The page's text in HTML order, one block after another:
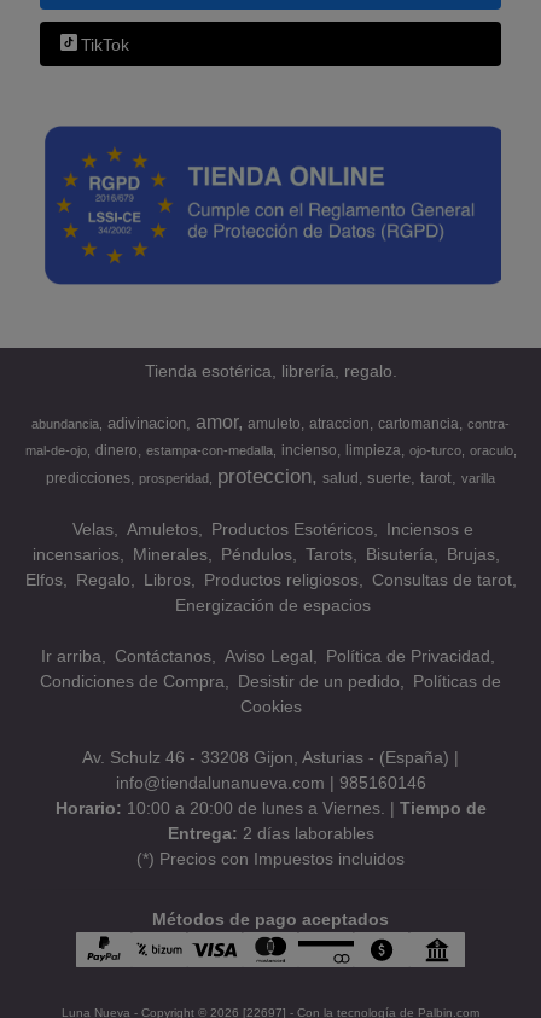
TikTok
Tienda esotérica, librería, regalo.
abundancia adivinacion amor amuleto atraccion cartomancia
contra-
mal-de-ojo
dinero estampa-con-medalla incienso limpieza ojo-turco oraculo
predicciones prosperidad proteccion salud suerte tarot varilla
Velas Amuletos Productos Esotéricos
Inciensos e
incensarios
Minerales Péndulos Tarots Bisutería
Brujas
Elfos
Regalo Libros Productos religiosos
Consultas de tarot
Energización de espacios
Ir arriba Contáctanos Aviso Legal
Política de Privacidad
Condiciones de Compra
Desistir de un pedido
Políticas de
Cookies
Av. Schulz 46 - 33208 Gijon, Asturias - (España) |
info@tiendalunanueva.com | 985160146
Horario: 10:00 a 20:00 de lunes a Viernes. | Tiempo de
Entrega: 2 días laborables
(*) Precios con Impuestos incluidos
Métodos de pago aceptados
Luna Nueva - Copyright © 2026 [22697] - Con la tecnología de Palbin.com